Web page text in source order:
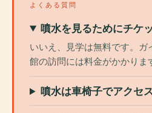
よくある質問
噴水を見るためにチケ
いいえ、見学は無料です。
館の訪問には料金がかかりま
噴水は車椅子でアクセ